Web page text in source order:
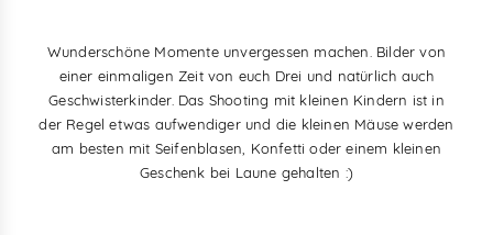
Wunderschöne Momente unvergessen machen. Bilder von
einer einmaligen Zeit von euch Drei und natürlich auch
Geschwisterkinder. Das Shooting mit kleinen Kindern ist in
der Regel etwas aufwendiger und die kleinen Mäuse werden
am besten mit Seifenblasen, Konfetti oder einem kleinen
Geschenk bei Laune gehalten :)